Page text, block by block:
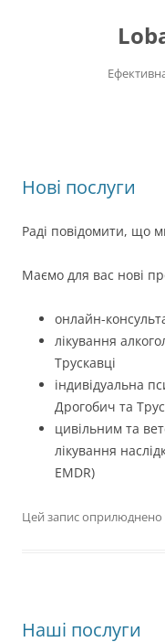
Нові послуги
Раді повідомити, що
Маємо для вас нові
онлайн-
лікування
Трускавці
індивідуальна
Дрогобич та
цивільним та
лікування
EMDR)
Цей запис оприлюднено
Наші послуги